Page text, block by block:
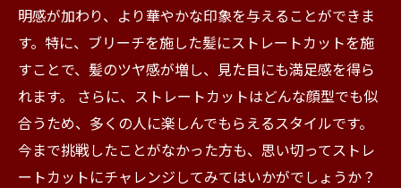
明感が加わり、より華やかな印象を与えることができま
す。特に、ブリーチを施した髪にストレートカットを施
すことで、髪のツヤ感が増し、見た目にも満足感を得ら
れます。 さらに、ストレートカットはどんな顔型でも似
合うため、多くの人に楽しんでもらえるスタイルです。
今まで挑戦したことがなかった方も、思い切ってストレ
ートカットにチャレンジしてみてはいかがでしょうか？